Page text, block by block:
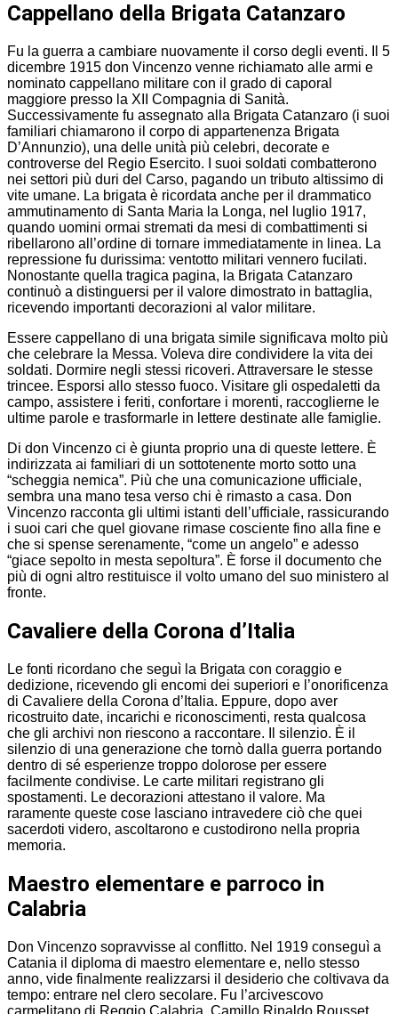
Cappellano della Brigata Catanzaro
Fu la guerra a cambiare nuovamente il corso degli eventi. Il 5
dicembre 1915 don Vincenzo venne richiamato alle armi e
nominato cappellano militare con il grado di caporal
maggiore presso la XII Compagnia di Sanità.
Successivamente fu assegnato alla Brigata Catanzaro (i suoi
familiari chiamarono il corpo di appartenenza Brigata
D’Annunzio), una delle unità più celebri, decorate e
controverse del Regio Esercito. I suoi soldati combatterono
nei settori più duri del Carso, pagando un tributo altissimo di
vite umane. La brigata è ricordata anche per il drammatico
ammutinamento di Santa Maria la Longa, nel luglio 1917,
quando uomini ormai stremati da mesi di combattimenti si
ribellarono all’ordine di tornare immediatamente in linea. La
repressione fu durissima: ventotto militari vennero fucilati.
Nonostante quella tragica pagina, la Brigata Catanzaro
continuò a distinguersi per il valore dimostrato in battaglia,
ricevendo importanti decorazioni al valor militare.
Essere cappellano di una brigata simile significava molto più
che celebrare la Messa. Voleva dire condividere la vita dei
soldati. Dormire negli stessi ricoveri. Attraversare le stesse
trincee. Esporsi allo stesso fuoco. Visitare gli ospedaletti da
campo, assistere i feriti, confortare i morenti, raccoglierne le
ultime parole e trasformarle in lettere destinate alle famiglie.
Di don Vincenzo ci è giunta proprio una di queste lettere. È
indirizzata ai familiari di un sottotenente morto sotto una
“scheggia nemica”. Più che una comunicazione ufficiale,
sembra una mano tesa verso chi è rimasto a casa. Don
Vincenzo racconta gli ultimi istanti dell’ufficiale, rassicurando
i suoi cari che quel giovane rimase cosciente fino alla fine e
che si spense serenamente, “come un angelo” e adesso
“giace sepolto in mesta sepoltura”. È forse il documento che
più di ogni altro restituisce il volto umano del suo ministero al
fronte.
Cavaliere della Corona d’Italia
Le fonti ricordano che seguì la Brigata con coraggio e
dedizione, ricevendo gli encomi dei superiori e l’onorificenza
di Cavaliere della Corona d’Italia. Eppure, dopo aver
ricostruito date, incarichi e riconoscimenti, resta qualcosa
che gli archivi non riescono a raccontare. Il silenzio. È il
silenzio di una generazione che tornò dalla guerra portando
dentro di sé esperienze troppo dolorose per essere
facilmente condivise. Le carte militari registrano gli
spostamenti. Le decorazioni attestano il valore. Ma
raramente queste cose lasciano intravedere ciò che quei
sacerdoti videro, ascoltarono e custodirono nella propria
memoria.
Maestro elementare e parroco in
Calabria
Don Vincenzo sopravvisse al conflitto. Nel 1919 conseguì a
Catania il diploma di maestro elementare e, nello stesso
anno, vide finalmente realizzarsi il desiderio che coltivava da
tempo: entrare nel clero secolare. Fu l’arcivescovo
carmelitano di Reggio Calabria, Camillo Rinaldo Rousset,